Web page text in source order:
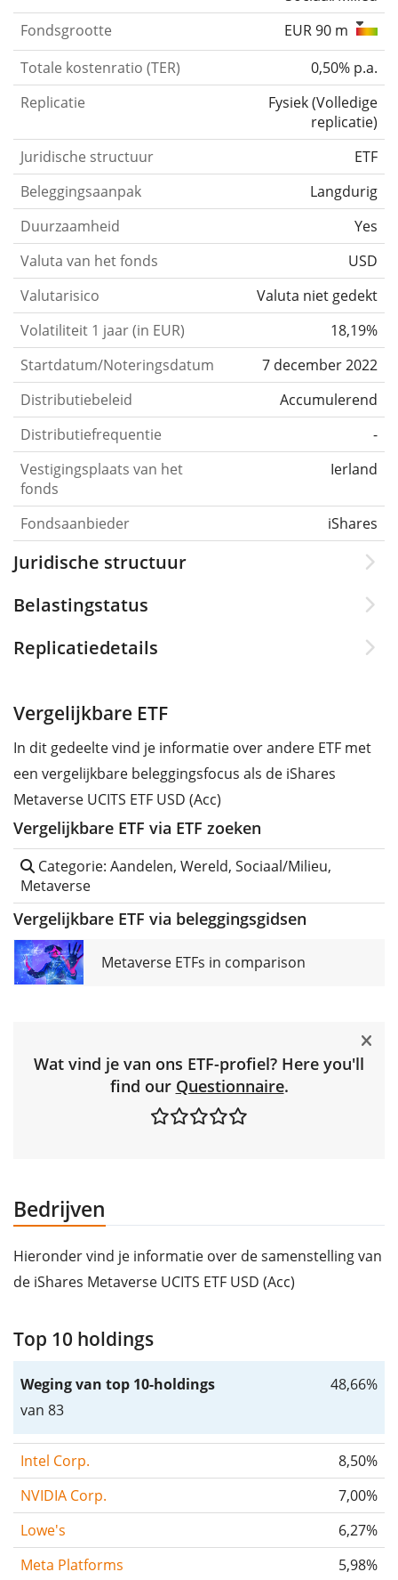
Fondsgrootte
EUR 90 m
Totale kostenratio (TER)
0,50% p.a.
Replicatie
Fysiek(Volledige
replicatie)
Juridische structuur
ETF
Beleggingsaanpak
Langdurig
Duurzaamheid
Yes
Valuta van het fonds
USD
Valutarisico
Valuta niet gedekt
Volatiliteit 1 jaar (in EUR)
18,19%
Startdatum/Noteringsdatum
7 december 2022
Distributiebeleid
Accumulerend
Distributiefrequentie
-
Vestigingsplaats van het
fonds
Ierland
Fondsaanbieder iShares
Juridische structuur
Belastingstatus
Replicatiedetails
Vergelijkbare ETF
In dit gedeelte vind je informatie over andere ETF met
een vergelijkbare beleggingsfocus als de iShares
Metaverse UCITS ETF USD (Acc)
Vergelijkbare ETF via ETF zoeken
Categorie: Aandelen, Wereld, Sociaal/Milieu,
Metaverse
Vergelijkbare ETF via beleggingsgidsen
Metaverse ETFs in comparison
Wat vind je van ons ETF-profiel? Here you'll
find our Questionnaire.
Bedrijven
Hieronder vind je informatie over de samenstelling van
de iShares Metaverse UCITS ETF USD (Acc)
Top 10 holdings
Weging van top 10-holdings
van 83
48,66%
Intel Corp.
8,50%
NVIDIA Corp.
7,00%
Lowe's
6,27%
Meta Platforms
5,98%